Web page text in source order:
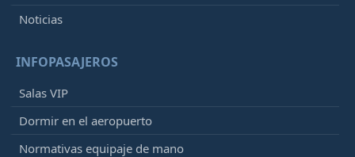
Noticias
INFOPASAJEROS
Salas VIP
Dormir en el aeropuerto
Normativas equipaje de mano